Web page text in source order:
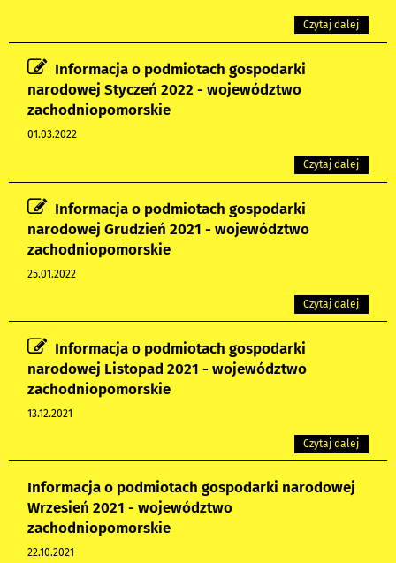
Czytaj dalej
Informacja o podmiotach gospodarki
narodowej Styczeń 2022 - województwo
zachodniopomorskie
01.03.2022
Czytaj dalej
Informacja o podmiotach gospodarki
narodowej Grudzień 2021 - województwo
zachodniopomorskie
25.01.2022
Czytaj dalej
Informacja o podmiotach gospodarki
narodowej Listopad 2021 - województwo
zachodniopomorskie
13.12.2021
Czytaj dalej
Informacja o podmiotach gospodarki narodowej
Wrzesień 2021 - województwo
zachodniopomorskie
22.10.2021